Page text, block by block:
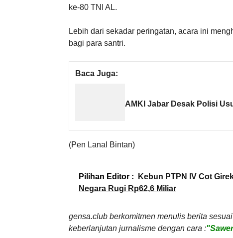
ke-80 TNI AL.
Lebih dari sekadar peringatan, acara ini
bagi para santri.
Baca Juga:
AMKI Jabar Desak Polisi
(Pen Lanal Bintan)
Pilihan Editor :
Kebun PTPN IV Cot
Negara Rugi Rp62,6 Miliar
gensa.club berkomitmen menulis berita
keberlanjutan jurnalisme dengan cara :